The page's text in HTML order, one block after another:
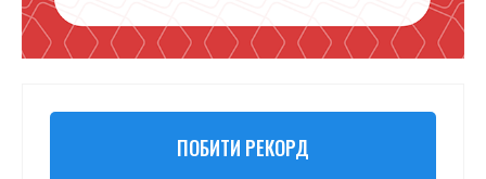
ПОБИТИ РЕКОРД